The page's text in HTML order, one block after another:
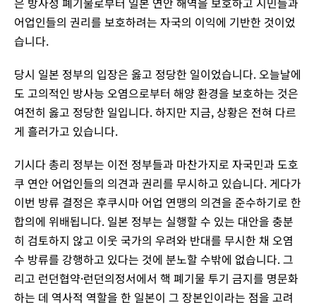
어업인들의 권리를 보호하려는 자국의 이익에 기반한 것이었
습니다.
당시 일본 정부의 입장은 옳고 정당한 일이었습니다. 오늘날에
도 고의적인 방사능 오염으로부터 해양 환경을 보호하는 것은
여전히 옳고 정당한 일입니다. 하지만 지금, 상황은 전혀 다르
게 흘러가고 있습니다.
기시다 총리 정부는 이전 정부들과 마찬가지로 자국민과 도호
쿠 연안 어업인들의 의견과 권리를 무시하고 있습니다. 게다가
이번 방류 결정은 후쿠시마 어업 연맹의 의견을 준수하기로 한
합의에 위배됩니다. 일본 정부는 실행할 수 있는 대안을 충분
히 검토하지 않고 이웃 국가의 우려와 반대를 무시한 채 오염
수 방류를 강행하고 있다는 것에 분노할 수밖에 없습니다. 그
리고 런던협약·런던의정서에서 핵 폐기물 투기 금지를 명문화
하는 데 역사적 역할을 한 일본이 그 장본인이라는 점을 고려